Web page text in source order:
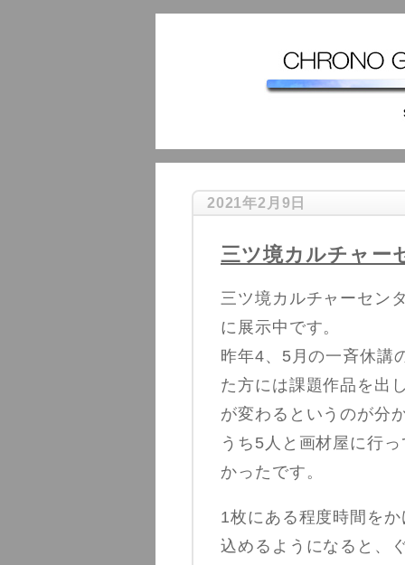
2021年2月9日
三ツ境カルチャー
三ツ境カルチャーセン
に展示中です。
昨年4、5月の一斉休講
た方には課題作品を出
が変わるというのが分
うち5人と画材屋に行
かったです。
1枚にある程度時間をか
込めるようになると、